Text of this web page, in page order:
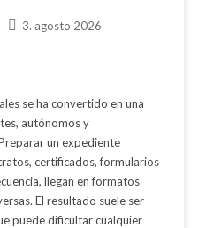
3. agosto 2026
se ha convertido en una
autónomos y
un expediente
certificados, formularios
llegan en formatos
El resultado suele ser
puede dificultar cualquier